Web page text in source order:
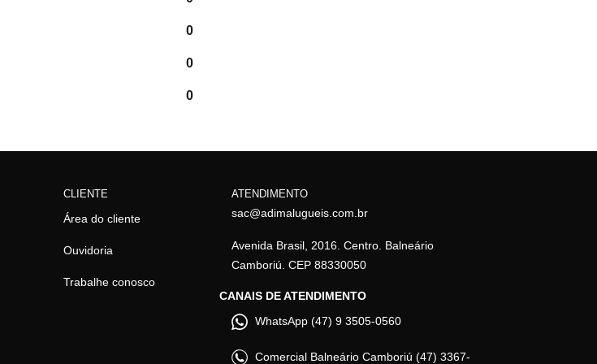
0
0
0
CLIENTE
Área do cliente
Ouvidoria
Trabalhe conosco
ATENDIMENTO
sac@adimalugueis.com.br
Avenida Brasil, 2016. Centro. Balneário
Camboriú. CEP 88330050
CANAIS DE ATENDIMENTO
WhatsApp (47) 9 3505-0560
Comercial Balneário Camboriú (47) 3367-